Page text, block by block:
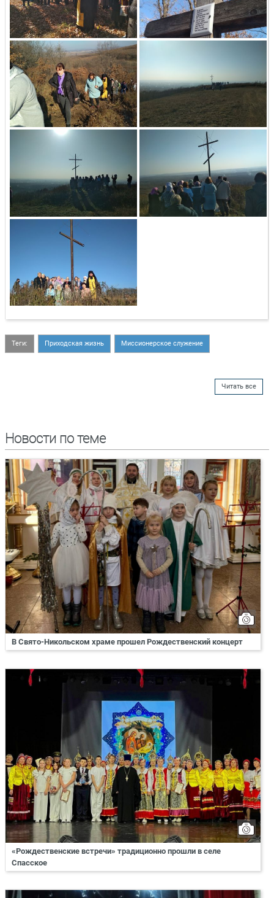
Теги: Приходская жизнь Миссионерское служение
Читать все
Новости по теме
В Свято-Никольском храме прошел Рождественский концерт
«Рождественские встречи» традиционно прошли в селе
Спасское